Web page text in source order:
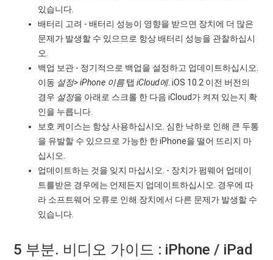
있습니다.
배터리 고려 - 배터리 성능이 영향을 받으면 장치에 더 많은
문제가 발생할 수 있으므로 항상 배터리 성능을 관찰하십시
오.
백업 보관 - 정기적으로 백업을 설정하고 업데이트하십시오.
이동 설정> iPhone 이름 탭iCloud에. iOS 10.2 이전 버전의
경우 설정을 아래로 스크롤 한 다음 iCloud가 켜져 있는지 확
인을 누릅니다.
보호 케이스는 항상 사용하십시오. 심한 낙하로 인해 큰 두통
을 유발할 수 있으므로 가능한 한 iPhone을 떨어 뜨리지 마
십시오.
업데이트하는 것을 잊지 마십시오. - 장치가 펌웨어 업데이
트를받은 경우에는 언제든지 업데이트하십시오. 경우에 따
라 소프트웨어 오류로 인해 장치에서 다른 문제가 발생할 수
있습니다.
5 부분. 비디오 가이드 : iPhone / iPad